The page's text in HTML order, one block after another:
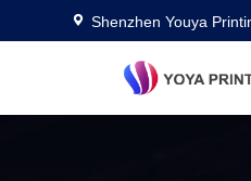
Shenzhen Youya